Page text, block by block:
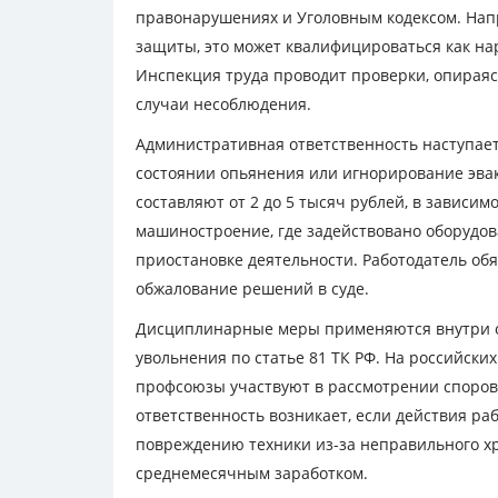
правонарушениях и Уголовным кодексом.
защиты, это может квалифицироваться как
Инспекция труда проводит проверки,
случаи несоблюдения.
Административная ответственность
состоянии опьянения или игнорирование
составляют от 2 до 5 тысяч рублей, в
машиностроение, где задействовано
приостановке деятельности. Работодатель
обжалование решений в суде.
Дисциплинарные меры применяются внутри
увольнения по статье 81 ТК РФ. На
профсоюзы участвуют в рассмотрении
ответственность возникает, если действия
повреждению техники из-за неправильного
среднемесячным заработком.